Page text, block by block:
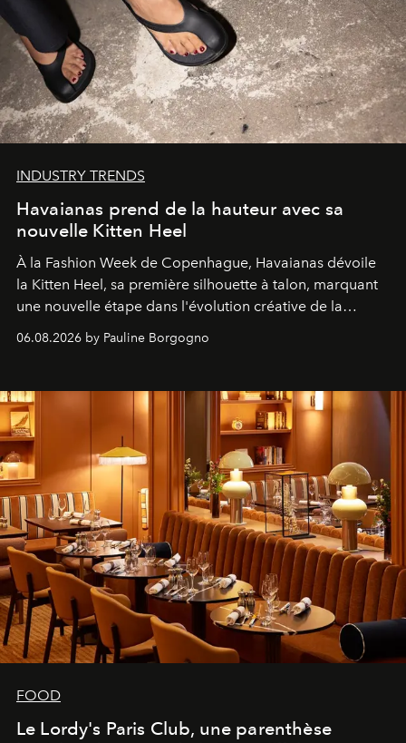
INDUSTRY TRENDS
Havaianas prend de la hauteur avec sa
nouvelle Kitten Heel
À la Fashion Week de Copenhague, Havaianas dévoile
la Kitten Heel, sa première silhouette à talon, marquant
une nouvelle étape dans l'évolution créative de la
06.08.2026 by Pauline Borgogno
FOOD
Le Lordy's Paris Club, une parenthèse